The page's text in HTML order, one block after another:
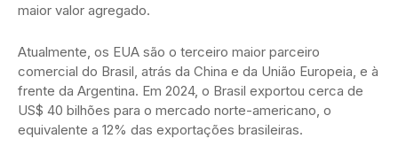
maior valor agregado.
Atualmente, os EUA são o terceiro maior parceiro
comercial do Brasil, atrás da China e da União Europeia, e à
frente da Argentina. Em 2024, o Brasil exportou cerca de
US$ 40 bilhões para o mercado norte-americano, o
equivalente a 12% das exportações brasileiras.